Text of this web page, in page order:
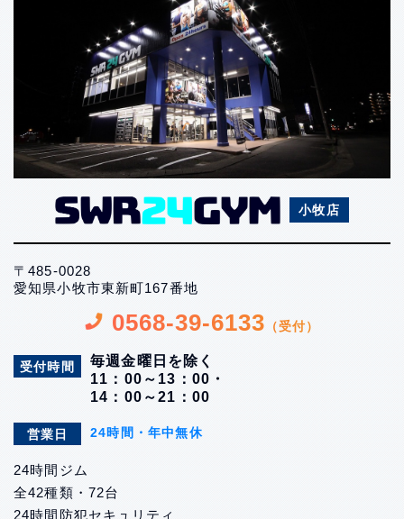
小牧店
〒485-0028
愛知県小牧市東新町167番地
0568-39-6133 （受付）
受付時間
毎週金曜日を除く
11：00～13：00・
14：00～21：00
営業日 24時間・年中無休
24時間ジム
全42種類・72台
24時間防犯セキュリティ